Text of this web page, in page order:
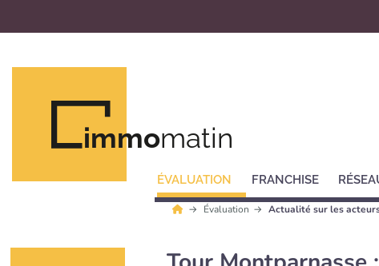
immomatin
ÉVALUATION FRANCHISE
Évaluation Actualité sur les